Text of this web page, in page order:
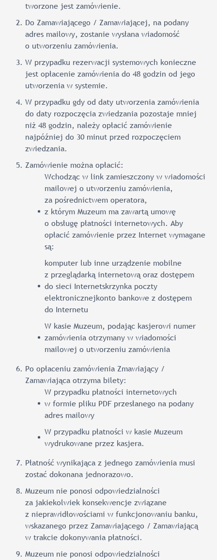
tworzone jest zamówienie.
Do Zamawiającego / Zamawiającej, na podany
adres mailowy, zostanie wysłana wiadomość
o utworzeniu zamówienia.
W przypadku rezerwacji systemowych konieczne
jest opłacenie zamówienia do 48 godzin od jego
utworzenia w systemie.
W przypadku gdy od daty utworzenia zamówienia
do daty rozpoczęcia zwiedzania pozostaje mniej
niż 48 godzin, należy opłacić zamówienie
najpóźniej do 30 minut przed rozpoczęciem
zwiedzania.
Zamówienie można opłacić:
Wchodząc w link zamieszczony w wiadomości
mailowej o utworzeniu zamówienia,
za pośrednictwem operatora,
z którym Muzeum ma zawartą umowę
o obsługę płatności internetowych. Aby
opłacić zamówienie przez Internet wymagane
są:
komputer lub inne urządzenie mobilne
z przeglądarką internetową oraz dostępem
do sieci Internetskrzynka poczty
elektronicznejkonto bankowe z dostępem
do Internetu
W kasie Muzeum, podając kasjerowi numer
zamówienia otrzymany w wiadomości
mailowej o utworzeniu zamówienia
Po opłaceniu zamówienia Zmawiający /
Zamawiająca otrzyma bilety:
W przypadku płatności internetowych
w formie pliku PDF przesłanego na podany
adres mailowy
W przypadku płatności w kasie Muzeum
wydrukowane przez kasjera.
Płatność wynikająca z jednego zamówienia musi
zostać dokonana jednorazowo.
Muzeum nie ponosi odpowiedzialności
za jakiekolwiek konsekwencje związane
z nieprawidłowościami w funkcjonowaniu banku,
wskazanego przez Zamawiającego / Zamawiającą
w trakcie dokonywania płatności.
Muzeum nie ponosi odpowiedzialności